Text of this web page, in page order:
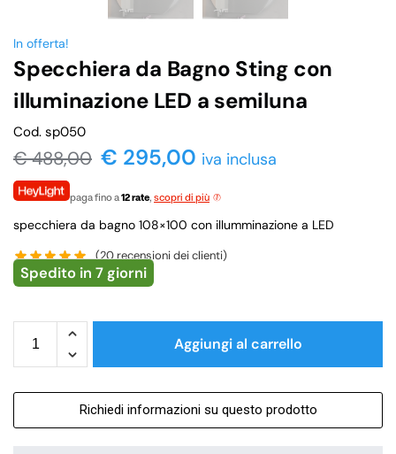
In offerta!
Specchiera da Bagno Sting con
illuminazione LED a semiluna
Cod. sp050
€488,00 € 295,00 iva inclusa
paga fino a12 rate, scopri di più
specchiera da bagno 108×100 con illumminazione a LED
(20recensioni dei clienti)
Spedito in 7 giorni
Aggiungi al carrello
Richiedi informazioni su questo prodotto